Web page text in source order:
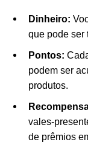
Dinheiro:
que pode ser
Pontos:
podem ser
produtos.
vales-
de prêmios